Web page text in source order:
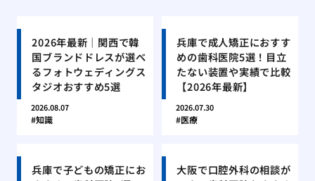
2026年最新｜関西で韓
国ブランドドレスが選べ
るフォトウェディングス
タジオおすすめ5選
2026.08.07
知識
兵庫で成人矯正におすす
めの歯科医院5選！目立
たない装置や実績で比較
【2026年最新】
2026.07.30
医療
兵庫で子どもの矯正にお
大阪で口腔外科の相談が